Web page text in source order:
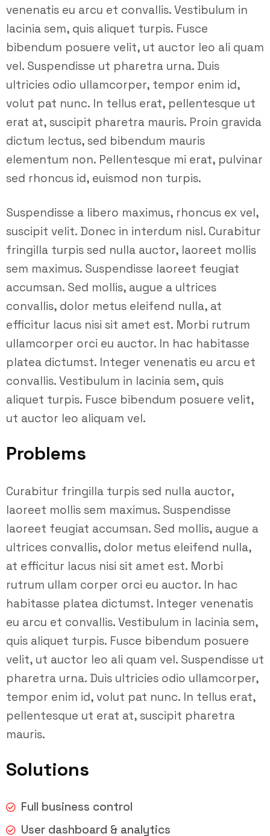
venenatis eu arcu et convallis. Vestibulum in
lacinia sem, quis aliquet turpis. Fusce
bibendum posuere velit, ut auctor leo ali quam
vel. Suspendisse ut pharetra urna. Duis
ultricies odio ullamcorper, tempor enim id,
volut pat nunc. In tellus erat, pellentesque ut
erat at, suscipit pharetra mauris. Proin gravida
dictum lectus, sed bibendum mauris
elementum non. Pellentesque mi erat, pulvinar
sed rhoncus id, euismod non turpis.
Suspendisse a libero maximus, rhoncus ex vel,
suscipit velit. Donec in interdum nisl. Curabitur
fringilla turpis sed nulla auctor, laoreet mollis
sem maximus. Suspendisse laoreet feugiat
accumsan. Sed mollis, augue a ultrices
convallis, dolor metus eleifend nulla, at
efficitur lacus nisi sit amet est. Morbi rutrum
ullamcorper orci eu auctor. In hac habitasse
platea dictumst. Integer venenatis eu arcu et
convallis. Vestibulum in lacinia sem, quis
aliquet turpis. Fusce bibendum posuere velit,
ut auctor leo aliquam vel.
Problems
Curabitur fringilla turpis sed nulla auctor,
laoreet mollis sem maximus. Suspendisse
laoreet feugiat accumsan. Sed mollis, augue a
ultrices convallis, dolor metus eleifend nulla,
at efficitur lacus nisi sit amet est. Morbi
rutrum ullam corper orci eu auctor. In hac
habitasse platea dictumst. Integer venenatis
eu arcu et convallis. Vestibulum in lacinia sem,
quis aliquet turpis. Fusce bibendum posuere
velit, ut auctor leo ali quam vel. Suspendisse ut
pharetra urna. Duis ultricies odio ullamcorper,
tempor enim id, volut pat nunc. In tellus erat,
pellentesque ut erat at, suscipit pharetra
mauris.
Solutions
Full business control
User dashboard & analytics